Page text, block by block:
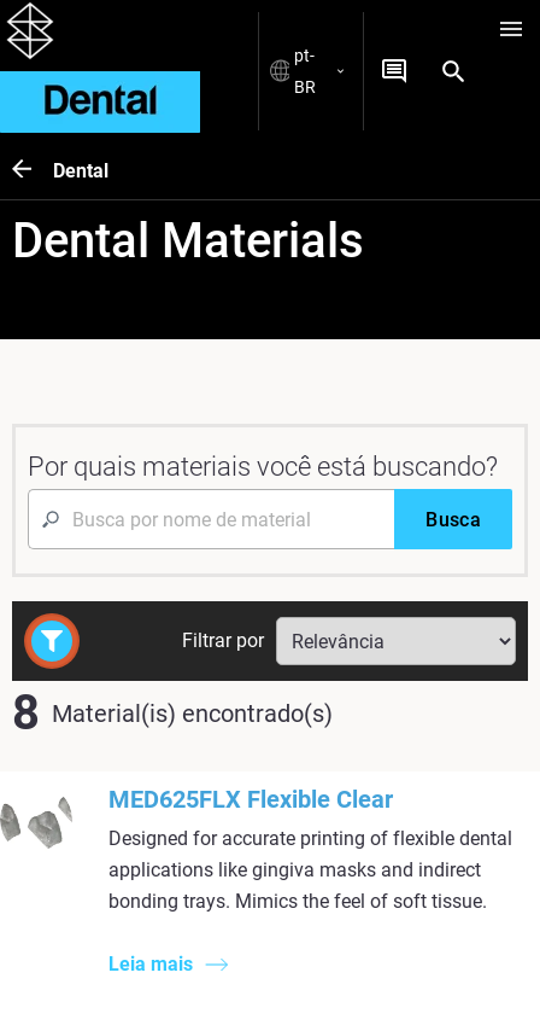
pt-
BR
Dental
Dental Materials
Por quais materiais você está buscando?
Busca
8 Material(is) encontrado(s)
Filtrar por
MED625FLX Flexible Clear
Designed for accurate printing of flexible dental
applications like gingiva masks and indirect
bonding trays. Mimics the feel of soft tissue.
Leia mais